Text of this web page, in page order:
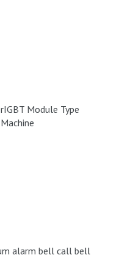
Module Type
alarm bell call bell